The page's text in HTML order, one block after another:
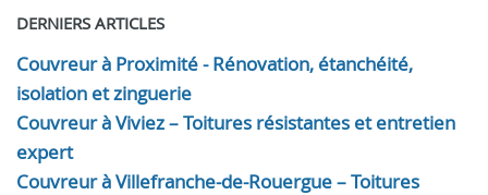
DERNIERS ARTICLES
Couvreur à Proximité - Rénovation, étanchéité,
isolation et zinguerie
Couvreur à Viviez – Toitures résistantes et entretien
expert
Couvreur à Villefranche-de-Rouergue – Toitures